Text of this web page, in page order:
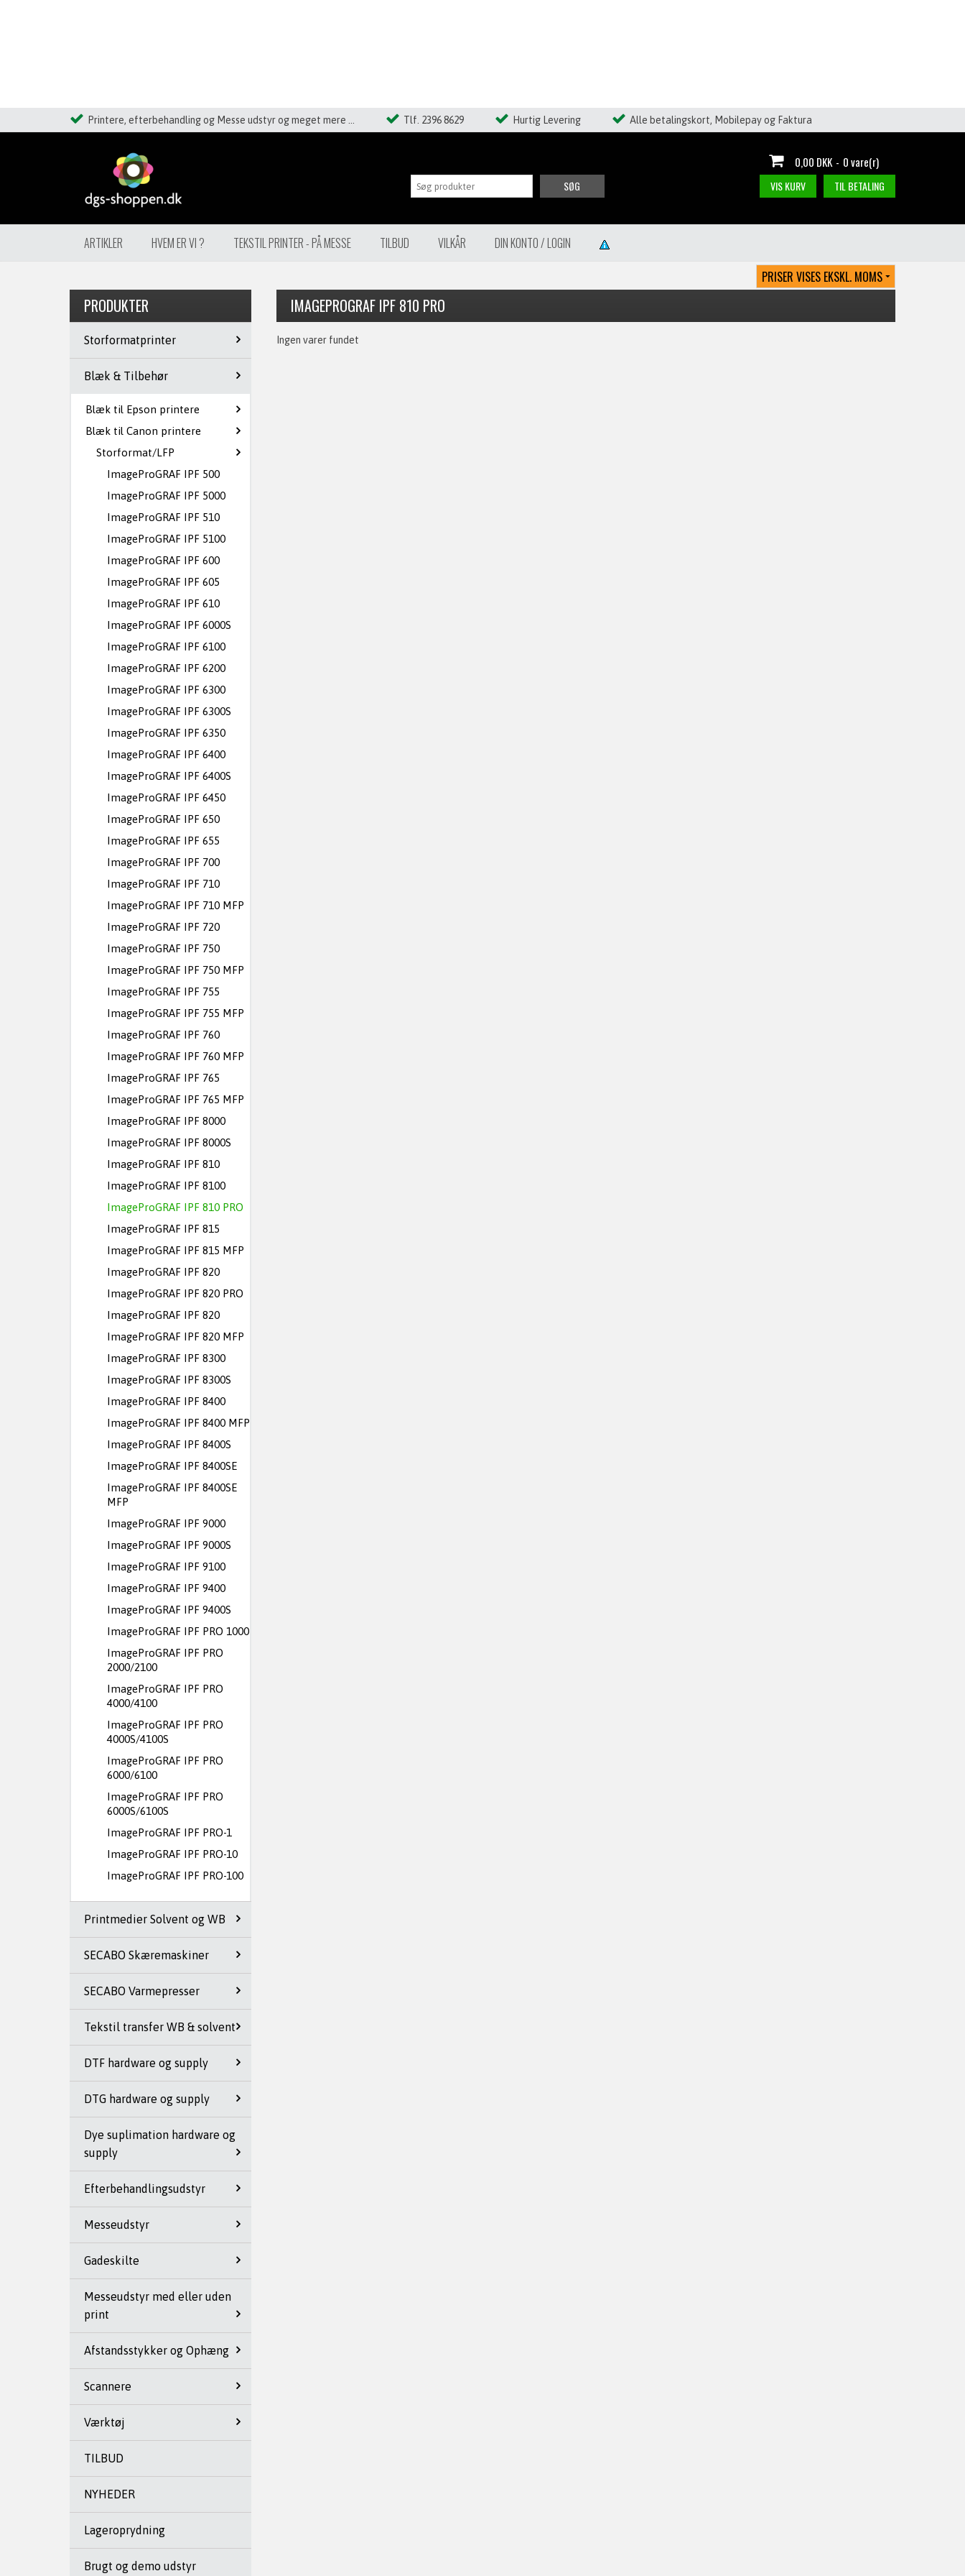
Printere, efterbehandling og Messe udstyr og meget mere ... Tlf. 2396 8629 Hurtig Levering Alle betalingskort, Mobilepay og Faktura
0,00 DKK - 0 vare(r)
VIS KURV TIL BETALING
ARTIKLER HVEM ER VI ? TEKSTIL PRINTER - PÅ MESSE TILBUD VILKÅR DIN KONTO / LOGIN
SØG
PRODUKTER
Storformatprinter
Blæk & Tilbehør
Blæk til Epson printere
Blæk til Canon printere
Storformat/LFP
ImageProGRAF IPF 500
ImageProGRAF IPF 5000
ImageProGRAF IPF 510
ImageProGRAF IPF 5100
ImageProGRAF IPF 600
ImageProGRAF IPF 605
ImageProGRAF IPF 610
ImageProGRAF IPF 6000S
ImageProGRAF IPF 6100
ImageProGRAF IPF 6200
ImageProGRAF IPF 6300
ImageProGRAF IPF 6300S
ImageProGRAF IPF 6350
ImageProGRAF IPF 6400
ImageProGRAF IPF 6400S
ImageProGRAF IPF 6450
ImageProGRAF IPF 650
ImageProGRAF IPF 655
ImageProGRAF IPF 700
ImageProGRAF IPF 710
ImageProGRAF IPF 710 MFP
ImageProGRAF IPF 720
ImageProGRAF IPF 750
ImageProGRAF IPF 750 MFP
ImageProGRAF IPF 755
ImageProGRAF IPF 755 MFP
ImageProGRAF IPF 760
ImageProGRAF IPF 760 MFP
ImageProGRAF IPF 765
ImageProGRAF IPF 765 MFP
ImageProGRAF IPF 8000
ImageProGRAF IPF 8000S
ImageProGRAF IPF 810
ImageProGRAF IPF 8100
ImageProGRAF IPF 810 PRO
ImageProGRAF IPF 815
ImageProGRAF IPF 815 MFP
ImageProGRAF IPF 820
ImageProGRAF IPF 820 PRO
ImageProGRAF IPF 820
ImageProGRAF IPF 820 MFP
ImageProGRAF IPF 8300
ImageProGRAF IPF 8300S
ImageProGRAF IPF 8400
ImageProGRAF IPF 8400 MFP
ImageProGRAF IPF 8400S
ImageProGRAF IPF 8400SE
ImageProGRAF IPF 8400SE
MFP
ImageProGRAF IPF 9000
ImageProGRAF IPF 9000S
ImageProGRAF IPF 9100
ImageProGRAF IPF 9400
ImageProGRAF IPF 9400S
ImageProGRAF IPF PRO 1000
ImageProGRAF IPF PRO
2000/2100
ImageProGRAF IPF PRO
4000/4100
ImageProGRAF IPF PRO
4000S/4100S
ImageProGRAF IPF PRO
6000/6100
ImageProGRAF IPF PRO
6000S/6100S
ImageProGRAF IPF PRO-1
ImageProGRAF IPF PRO-10
ImageProGRAF IPF PRO-100
Printmedier Solvent og WB
SECABO Skæremaskiner
SECABO Varmepresser
Tekstil transfer WB & solvent
DTF hardware og supply
DTG hardware og supply
Dye suplimation hardware og
supply
Efterbehandlingsudstyr
Messeudstyr
Gadeskilte
Messeudstyr med eller uden
print
Afstandsstykker og Ophæng
Scannere
Værktøj
TILBUD
NYHEDER
Lageroprydning
Brugt og demo udstyr
IMAGEPROGRAF IPF 810 PRO
Ingen varer fundet